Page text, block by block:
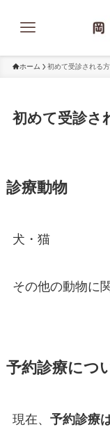
ホーム 初めて受診される
初めて受診さ
診療動物
犬・猫
その他の動物に
予約診療につ
現在、 予約診療